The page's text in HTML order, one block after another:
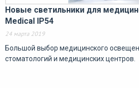
Новые светильники для
Medical IP54
24 марта 2019
Большой выбор медицинского
стоматологий и медицинских центров.